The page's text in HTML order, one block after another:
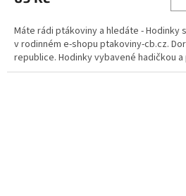
z
5
hvězdiček.
Máte rádi ptákoviny a hledáte -
v rodinném e-shopu ptakoviny-cb.cz.
republice. Hodinky vybavené hadičkou a